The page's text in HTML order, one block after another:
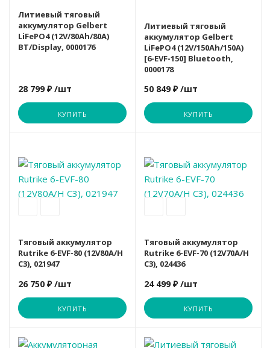
Литиевый тяговый
аккумулятор Gelbert
LiFePO4 (12V/80Ah/80А)
BT/Display, 0000176
28 799 ₽/шт
КУПИТЬ
Литиевый тяговый
аккумулятор Gelbert
LiFePO4 (12V/150Ah/150А)
[6-EVF-150] Bluetooth,
0000178
50 849 ₽/шт
КУПИТЬ
Тяговый аккумулятор
Rutrike 6-EVF-80 (12V80A/H
C3), 021947
26 750 ₽/шт
КУПИТЬ
Rutrike
Тяговый аккумулятор
Rutrike 6-EVF-70 (12V70A/H
C3), 024436
24 499 ₽/шт
КУПИТЬ
Вариант